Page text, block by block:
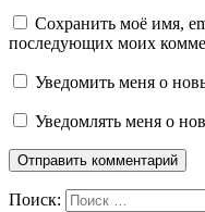
Сохранить моё имя,
последующих моих
Уведомить меня о
Уведомлять меня о
Поиск: